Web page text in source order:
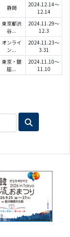
静岡
2024.12.14～
12.14
東京都渋
谷...
2024.11.29～
12.3
オンライ
ン...
2024.11.23～
3.31
東京・銀
座...
2024.11.10～
11.10